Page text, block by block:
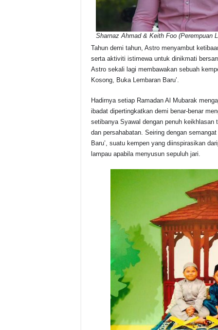
Sharnaz Ahmad & Keith Foo (Perempuan
Tahun demi tahun, Astro menyambut
serta aktiviti istimewa untuk dinikmati
Astro sekali lagi membawakan sebuah
Kosong, Buka Lembaran Baru’.
Hadirnya setiap Ramadan Al Mubarak
ibadat dipertingkatkan demi benar-benar
setibanya Syawal dengan penuh keikhlasan
dan persahabatan. Seiring dengan
Baru’, suatu kempen yang diinspirasikan
lampau apabila menyusun sepuluh jari.